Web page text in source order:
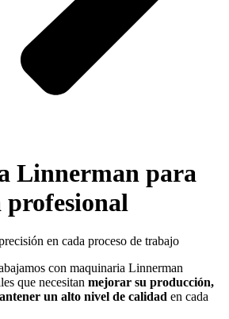
Linnerman para
en cada proceso de trabajo
con maquinaria Linnerman
que necesitan mejorar su producción,
un alto nivel de calidad en cada